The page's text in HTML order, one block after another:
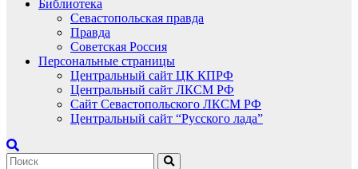
Библиотека
Севастопольская правда
Правда
Советская Россия
Персональные страницы
Центральный сайт ЦК КПРФ
Центральный сайт ЛКСМ РФ
Сайт Севастопольского ЛКСМ РФ
Центральный сайт “Русского лада”